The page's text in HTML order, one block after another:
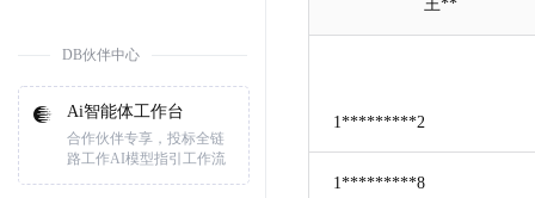
DB伙伴中心
Ai智能体工作台
合作伙伴专享，投标全链
路工作AI模型指引工作流
王**
1*********2
1*********8